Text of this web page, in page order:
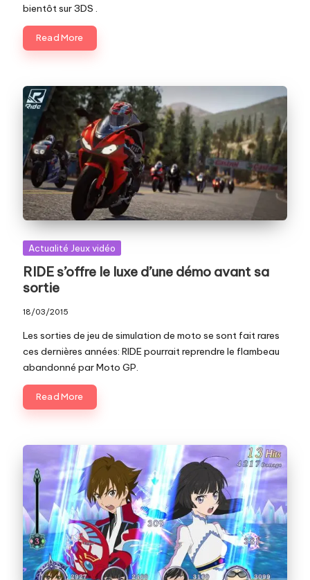
bientôt sur 3DS .
Read More
Posted
Actualité Jeux vidéo
RIDE s’offre le luxe d’une démo avant sa
sortie
18/03/2015
Les sorties de jeu de simulation de moto se sont fait rares
ces dernières années: RIDE pourrait reprendre le flambeau
abandonné par Moto GP.
Read More